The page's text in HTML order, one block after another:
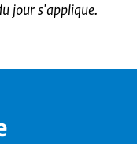
jour s'applique.